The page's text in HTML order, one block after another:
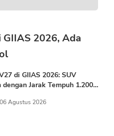
2026, Ada
di GIIAS 2026: SUV
dengan Jarak Tempuh 1.200
Agustus 2026